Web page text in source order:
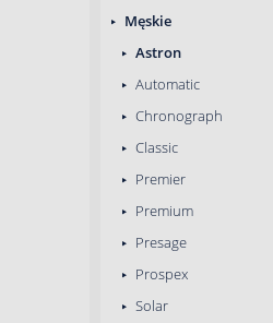
Męskie
Astron
Automatic
Chronograph
Classic
Premier
Premium
Presage
Prospex
Solar